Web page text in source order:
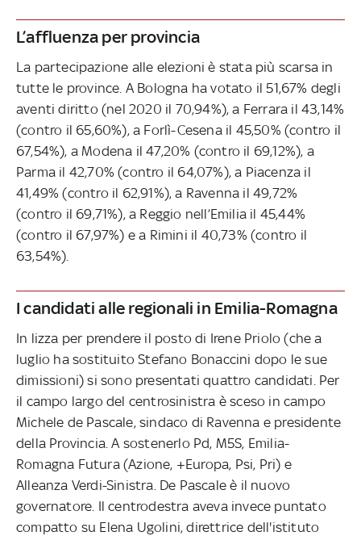
L’affluenza per provincia
La partecipazione alle elezioni è stata più scarsa in
tutte le province. A Bologna ha votato il 51,67% degli
aventi diritto (nel 2020 il 70,94%), a Ferrara il 43,14%
(contro il 65,60%), a Forlì-Cesena il 45,50% (contro il
67,54%), a Modena il 47,20% (contro il 69,12%), a
Parma il 42,70% (contro il 64,07%), a Piacenza il
41,49% (contro il 62,91%), a Ravenna il 49,72%
(contro il 69,71%), a Reggio nell’Emilia il 45,44%
(contro il 67,97%) e a Rimini il 40,73% (contro il
63,54%).
I candidati alle regionali in Emilia-Romagna
In lizza per prendere il posto di Irene Priolo (che a
luglio ha sostituito Stefano Bonaccini dopo le sue
dimissioni) si sono presentati quattro candidati. Per
il campo largo del centrosinistra è sceso in campo
Michele de Pascale, sindaco di Ravenna e presidente
della Provincia. A sostenerlo Pd, M5S, Emilia-
Romagna Futura (Azione, +Europa, Psi, Pri) e
Alleanza Verdi-Sinistra. De Pascale è il nuovo
governatore. Il centrodestra aveva invece puntato
compatto su Elena Ugolini, direttrice dell'istituto